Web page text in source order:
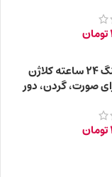
تومان
کرم لیفتینگ ۲۴ ساعته کلاژن
صورت، گردن، دور
تومان